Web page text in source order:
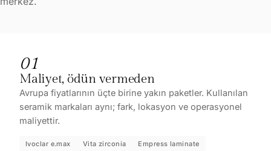
01
Maliyet, ödün vermeden
Avrupa fiyatlarının üçte birine yakın paketler. Kullanılan
seramik markaları aynı; fark, lokasyon ve operasyonel
maliyettir.
Ivoclar e.max Vita zirconia Empress laminate